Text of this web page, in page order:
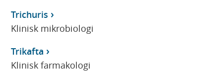
Trichuris
Klinisk mikrobiologi
Trikafta
Klinisk farmakologi